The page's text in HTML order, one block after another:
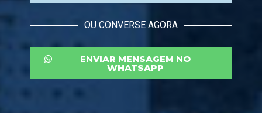
OU CONVERSE AGORA
ENVIAR MENSAGEM NO
WHATSAPP